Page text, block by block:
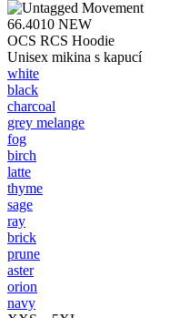
66.4010 NEW
OCS RCS Hoodie
Unisex mikina s kapucí
white
black
charcoal
grey melange
fog
birch
latte
thyme
sage
ray
brick
prune
aster
orion
navy